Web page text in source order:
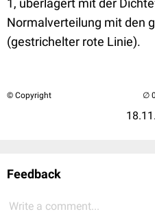
1, überlagert mit der
Normalverteilung mit den
(gestrichelter rote Linie).
© Copyright
Feedback
Write a comment...